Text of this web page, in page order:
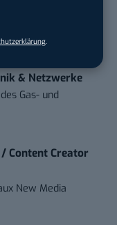
& Netzwerke
Gas- und
Content Creator
New Media